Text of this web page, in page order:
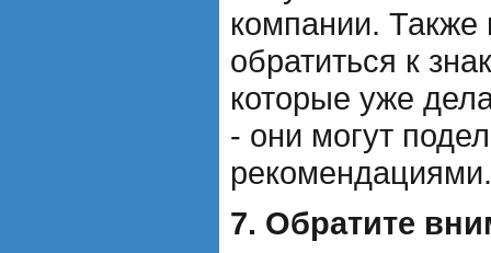
компании. Также
обратиться к
которые уже
- они могут
рекомендациями.
7. Обратите